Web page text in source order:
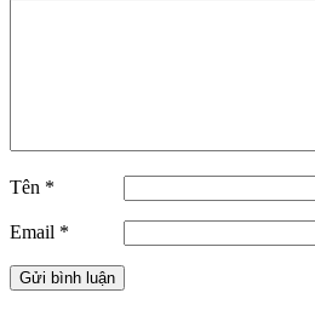
Tên *
Email *